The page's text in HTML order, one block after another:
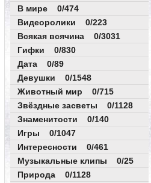
В мире 0/474
Видеоролики 0/223
Всякая всячина 0/3031
Гифки 0/830
Дата 0/89
Девушки 0/1548
Животный мир 0/715
Звёздные засветы 0/1128
Знаменитости 0/140
Игры 0/1047
Интересности 0/461
Музыкальные клипы 0/25
Природа 0/1128